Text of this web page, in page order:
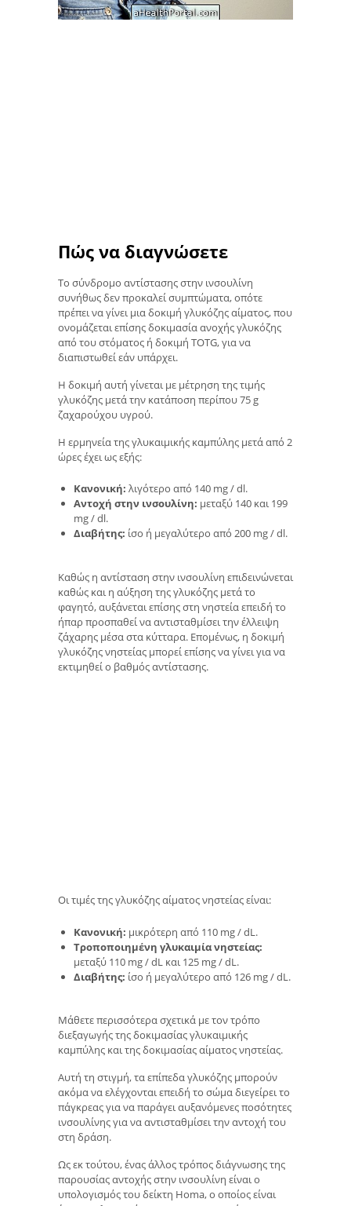
Πώς να διαγνώσετε
Το σύνδρομο αντίστασης στην ινσουλίνη
συνήθως δεν προκαλεί συμπτώματα, οπότε
πρέπει να γίνει μια δοκιμή γλυκόζης αίματος, που
ονομάζεται επίσης δοκιμασία ανοχής γλυκόζης
από του στόματος ή δοκιμή TOTG, για να
διαπιστωθεί εάν υπάρχει.
Η δοκιμή αυτή γίνεται με μέτρηση της τιμής
γλυκόζης μετά την κατάποση περίπου 75 g
ζαχαρούχου υγρού.
Η ερμηνεία της γλυκαιμικής καμπύλης μετά από 2
ώρες έχει ως εξής:
Κανονική: λιγότερο από 140 mg / dl.
Αντοχή στην ινσουλίνη: μεταξύ 140 και 199
mg / dl.
Διαβήτης: ίσο ή μεγαλύτερο από 200 mg / dl.
Καθώς η αντίσταση στην ινσουλίνη επιδεινώνεται
καθώς και η αύξηση της γλυκόζης μετά το
φαγητό, αυξάνεται επίσης στη νηστεία επειδή το
ήπαρ προσπαθεί να αντισταθμίσει την έλλειψη
ζάχαρης μέσα στα κύτταρα. Επομένως, η δοκιμή
γλυκόζης νηστείας μπορεί επίσης να γίνει για να
εκτιμηθεί ο βαθμός αντίστασης.
Οι τιμές της γλυκόζης αίματος νηστείας είναι:
Κανονική: μικρότερη από 110 mg / dL.
Τροποποιημένη γλυκαιμία νηστείας:
μεταξύ 110 mg / dL και 125 mg / dL.
Διαβήτης: ίσο ή μεγαλύτερο από 126 mg / dL.
Μάθετε περισσότερα σχετικά με τον τρόπο
διεξαγωγής της δοκιμασίας γλυκαιμικής
καμπύλης και της δοκιμασίας αίματος νηστείας.
Αυτή τη στιγμή, τα επίπεδα γλυκόζης μπορούν
ακόμα να ελέγχονται επειδή το σώμα διεγείρει το
πάγκρεας για να παράγει αυξανόμενες ποσότητες
ινσουλίνης για να αντισταθμίσει την αντοχή του
στη δράση.
Ως εκ τούτου, ένας άλλος τρόπος διάγνωσης της
παρουσίας αντοχής στην ινσουλίνη είναι ο
υπολογισμός του δείκτη Homa, ο οποίος είναι